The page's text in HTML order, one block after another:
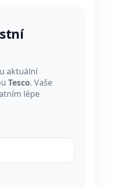
aktuální
Tesco. Vaše
lépe